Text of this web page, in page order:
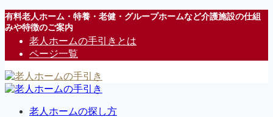
有料老人ホーム・特養・老健・グループホームなど介護施設の仕組
みや特徴のご案内
老人ホームの手引きとは
ページ一覧
老人ホームの探し方